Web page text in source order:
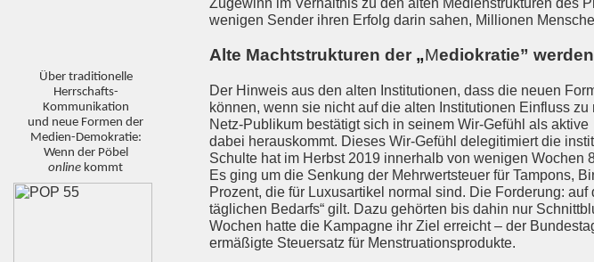
Über traditionelle
Herrschafts-
Kommunikation
und neue Formen der
Medien-Demokratie:
Wenn der Pöbel
online kommt
Zugewinn im Verhältnis zu den alten Medienstrukturen des
wenigen Sender ihren Erfolg darin sahen, Millionen
Alte Machtstrukturen der „Mediokratie”
Der Hinweis aus den alten Institutionen, dass die neuen
können, wenn sie nicht auf die alten Institutionen Einfluss
Netz-Publikum bestätigt sich in seinem Wir-Gefühl als
dabei herauskommt. Dieses Wir-Gefühl delegitimiert die
Schulte hat im Herbst 2019 innerhalb von wenigen
Es ging um die Senkung der Mehrwertsteuer für Tampons,
Prozent, die für Luxusartikel normal sind. Die Forderung:
täglichen Bedarfs“ gilt. Dazu gehörten bis dahin nur
Wochen hatte die Kampagne ihr Ziel erreicht – der
ermäßigte Steuersatz für Menstruationsprodukte.